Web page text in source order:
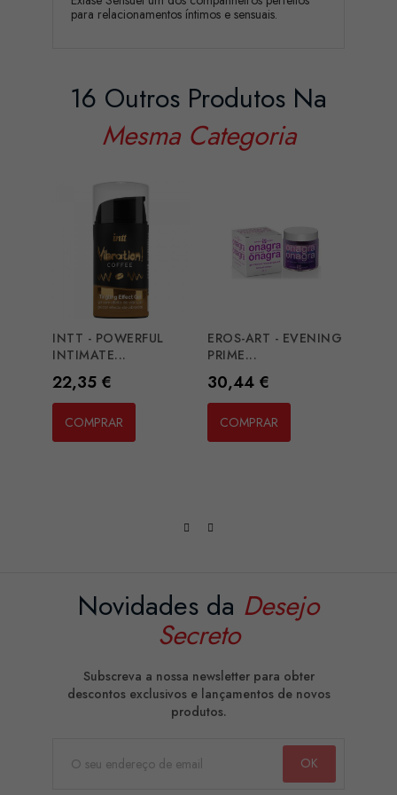
para relacionamentos íntimos e sensuais.
16 Outros Produtos Na
Mesma Categoria
INTT - POWERFUL
INTIMATE...
Preço
22,35 €
COMPRAR
EROS-ART - EVENING
PRIME...
Preço
30,44 €
COMPRAR
Novidades da Desejo
Secreto
Subscreva a nossa newsletter para obter
descontos exclusivos e lançamentos de novos
produtos.